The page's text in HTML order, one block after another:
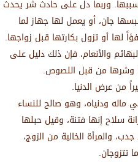
وربما دل على حادث شر يحدث
جان، أو يعمل لها جهاز لما
لها أو تزول بكارتها قبل زواجها.
والأنعام، فإن ذلك دليل على
وشرها من قبل اللصوص.
من عرض الدنيا.
ماله ودنياه، وهو صالح للنساء
سلاح إنها فتنة، وقيل حبلها
والمرأة الخالية من الزوج،
تتزوجان.